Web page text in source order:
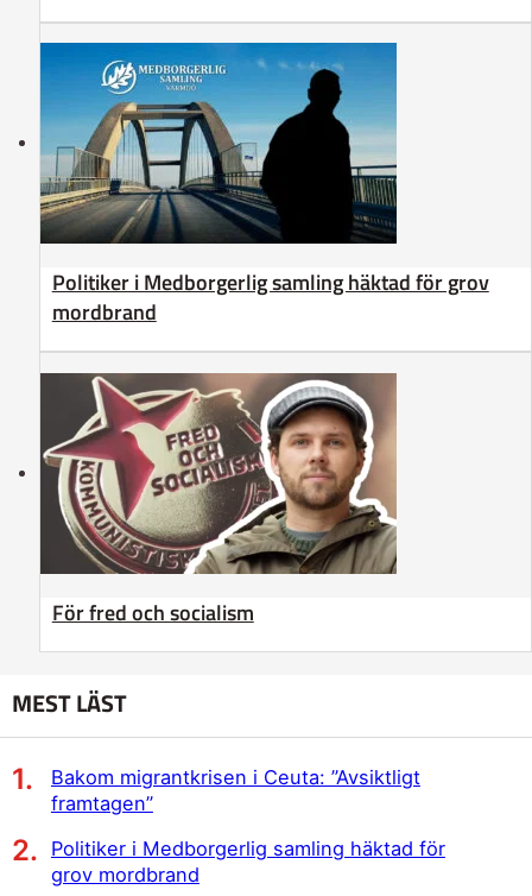
Politiker i Medborgerlig samling häktad för grov
mordbrand
För fred och socialism
MEST LÄST
Bakom migrantkrisen i Ceuta: ”Avsiktligt
framtagen”
Politiker i Medborgerlig samling häktad för
grov mordbrand